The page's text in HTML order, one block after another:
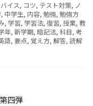
イス, コツ, テスト対策, ノ
, 中学生, 内容, 勉強, 勉強方
, 学習, 学習法, 復習, 授業, 教
年, 新学期, 暗記法, 科目, 考
語, 要点, 覚え方, 解答, 読解
四弾